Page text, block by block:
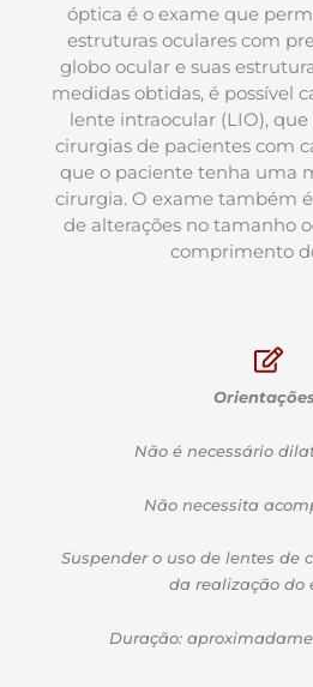
óptica é o exame que
estruturas oculares com
globo ocular e suas
medidas obtidas, é possível
lente intraocular (LIO),
cirurgias de pacientes com
que o paciente tenha uma
cirurgia. O exame também
de alterações no tamanho
comprimento
Não é necessário
Não necessita
Suspender o uso de lentes de
da realização do
Duração: